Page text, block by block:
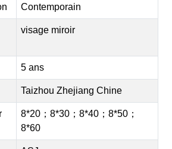
Contemporain
visage miroir
5 ans
Taizhou Zhejiang Chine
8*20；8*30；8*40；8*50；
8*60